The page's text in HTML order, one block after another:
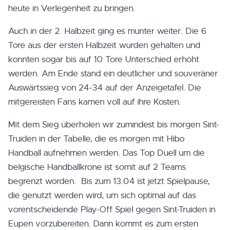
heute in Verlegenheit zu bringen.
Auch in der 2. Halbzeit ging es munter weiter. Die 6
Tore aus der ersten Halbzeit wurden gehalten und
konnten sogar bis auf 10 Tore Unterschied erhöht
werden. Am Ende stand ein deutlicher und souveräner
Auswärtssieg von 24-34 auf der Anzeigetafel. Die
mitgereisten Fans kamen voll auf ihre Kosten.
Mit dem Sieg überholen wir zumindest bis morgen Sint-
Truiden in der Tabelle, die es morgen mit Hibo
Handball aufnehmen werden. Das Top Duell um die
belgische Handballkrone ist somit auf 2 Teams
begrenzt worden. Bis zum 13.04 ist jetzt Spielpause,
die genutzt werden wird, um sich optimal auf das
vorentscheidende Play-Off Spiel gegen Sint-Truiden in
Eupen vorzubereiten. Dann kommt es zum ersten